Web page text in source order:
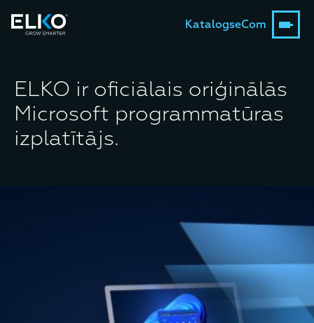
KatalogseCom
ELKO ir oficiālais oriģinālās
Microsoft programmatūras
izplatītājs.